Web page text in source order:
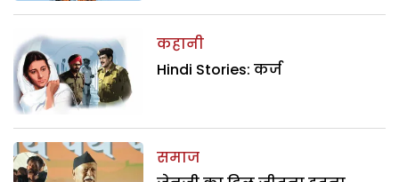
कहानी
Hindi Stories: कर्ज
समाज